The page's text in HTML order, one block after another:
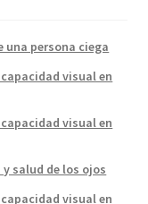
persona ciega
visual en
visual en
salud de los ojos
visual en